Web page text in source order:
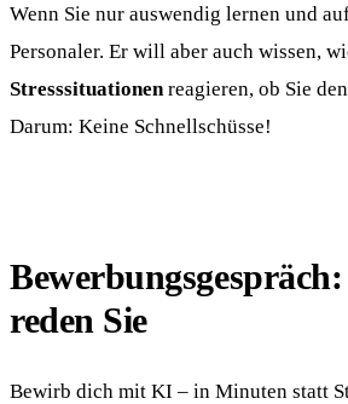
Wenn Sie nur auswendig lernen und
Personaler. Er will aber auch wissen,
Stresssituationenreagieren, ob Sie
Darum: Keine Schnellschüsse!
reden Sie
Bewirb dich mit KI – in Minuten statt